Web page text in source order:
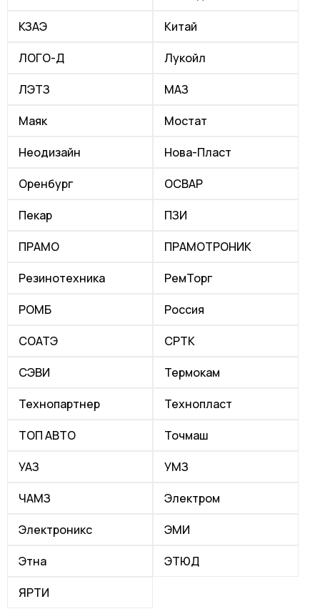
КЗАЭ
Китай
ЛОГО-Д
Лукойл
ЛЭТЗ
МАЗ
Маяк
Мостат
Неодизайн
Нова-Пласт
Оренбург
ОСВАР
Пекар
ПЗИ
ПРАМО
ПРАМОТРОНИК
Резинотехника
РемТорг
РОМБ
Россия
СОАТЭ
СРТК
СЭВИ
Термокам
Технопартнер
Технопласт
ТОП АВТО
Точмаш
УАЗ
УМЗ
ЧАМЗ
Электром
Электроникс
ЭМИ
Этна
ЭТЮД
ЯРТИ